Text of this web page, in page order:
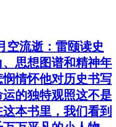
空流逝：雷颐读史
思想图谱和精神年
情怀他对历史书写
的独特观照这不是
本书里，我们看到